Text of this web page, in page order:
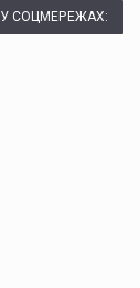
СОЦМЕРЕЖАХ: